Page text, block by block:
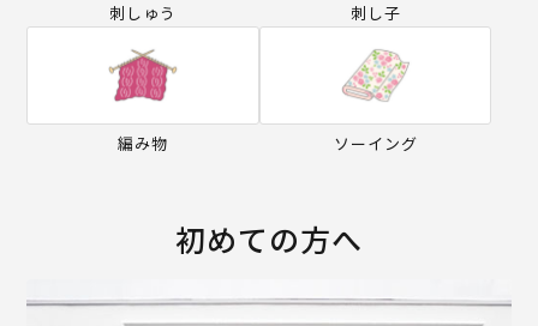
刺しゅう 刺し子
編み物 ソーイング
初めての方へ